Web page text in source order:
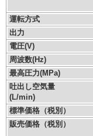
運転方式
出力
電圧(V)
周波数(Hz)
最高圧力(MPa)
吐出し空気量
(L/min)
標準価格（税別）
販売価格（税別）